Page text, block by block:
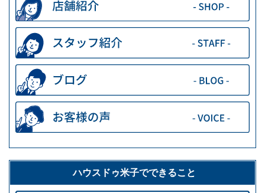
ハウスドゥ米子でできること